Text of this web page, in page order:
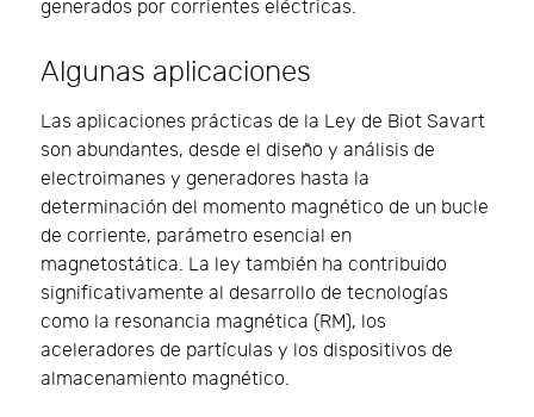
generados por corrientes eléctricas.
Algunas aplicaciones
Las aplicaciones prácticas de la Ley de Biot Savart
son abundantes, desde el diseño y análisis de
electroimanes y generadores hasta la
determinación del momento magnético de un bucle
de corriente, parámetro esencial en
magnetostática. La ley también ha contribuido
significativamente al desarrollo de tecnologías
como la resonancia magnética (RM), los
aceleradores de partículas y los dispositivos de
almacenamiento magnético.